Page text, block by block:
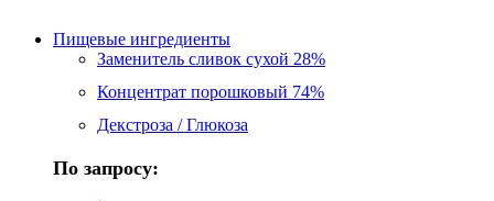
Пищевые ингредиенты
Заменитель сливок сухой 28%
Концентрат порошковый 74%
Декстроза / Глюкоза
По запросу: